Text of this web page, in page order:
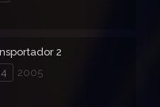
2
2005